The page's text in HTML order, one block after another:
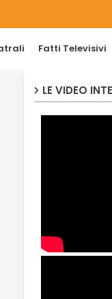
Fatti Televisivi
LE VIDEO